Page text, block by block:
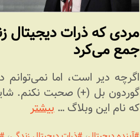
مردی که ذرات دیجیتال
جمع می‌کرد
اگرچه دیر است، اما نمی‌توانم
گوردون بل (+) صحبت نکنم.
که نام این وبلاگ …بیشتر